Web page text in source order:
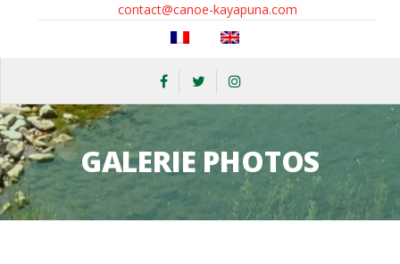
contact@canoe-kayapuna.com
GALERIE PHOTOS